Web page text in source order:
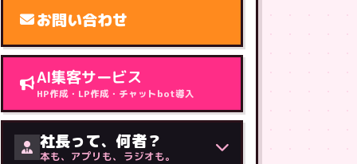
お問い合わせ
AI集客サービス
HP作成・LP作成・チャットbot導入
社長って、何者？
本も、アプリも、ラジオも。